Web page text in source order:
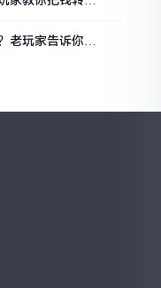
老玩家告诉你几